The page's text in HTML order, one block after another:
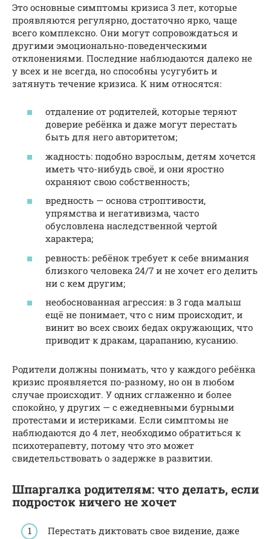
Это основные симптомы кризиса 3 лет, которые
проявляются регулярно, достаточно ярко, чаще
всего комплексно. Они могут сопровождаться и
другими эмоционально-поведенческими
отклонениями. Последние наблюдаются далеко не
у всех и не всегда, но способны усугубить и
затянуть течение кризиса. К ним относятся:
отдаление от родителей, которые теряют
доверие ребёнка и даже могут перестать
быть для него авторитетом;
жадность: подобно взрослым, детям хочется
иметь что-нибудь своё, и они яростно
охраняют свою собственность;
вредность — основа строптивости,
упрямства и негативизма, часто
обусловлена наследственной чертой
характера;
ревность: ребёнок требует к себе внимания
близкого человека 24/7 и не хочет его делить
ни с кем другим;
необоснованная агрессия: в 3 года малыш
ещё не понимает, что с ним происходит, и
винит во всех своих бедах окружающих, что
приводит к дракам, царапанию, кусанию.
Родители должны понимать, что у каждого ребёнка
кризис проявляется по-разному, но он в любом
случае происходит. У одних сглаженно и более
спокойно, у других — с ежедневными бурными
протестами и истериками. Если симптомы не
наблюдаются до 4 лет, необходимо обратиться к
психотерапевту, потому что это может
свидетельствовать о задержке в развитии.
Шпаргалка родителям: что делать, если
подросток ничего не хочет
Перестать диктовать свое видение, даже